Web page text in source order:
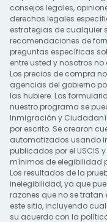
consejos legales,
derechos legales
estrategias de cualquier
recomendaciones de
preguntas específicas
entre usted y nosotros
Los precios de compra
agencias del gobierno
las hubiere. Los
nuestro programa se
Inmigración y
por escrito. Se crearon
automatizados usando
publicados por el USCIS
mínimos de elegibilidad
Los resultados de la
inelegibilidad, ya que
razones que no se
este sitio, incluyendo
su acuerdo con la